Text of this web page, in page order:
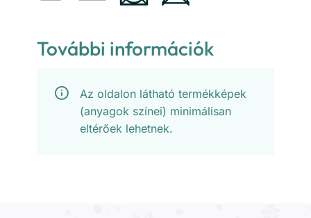
További információk
Az oldalon látható termékképek
(anyagok színei) minimálisan
eltérőek lehetnek.